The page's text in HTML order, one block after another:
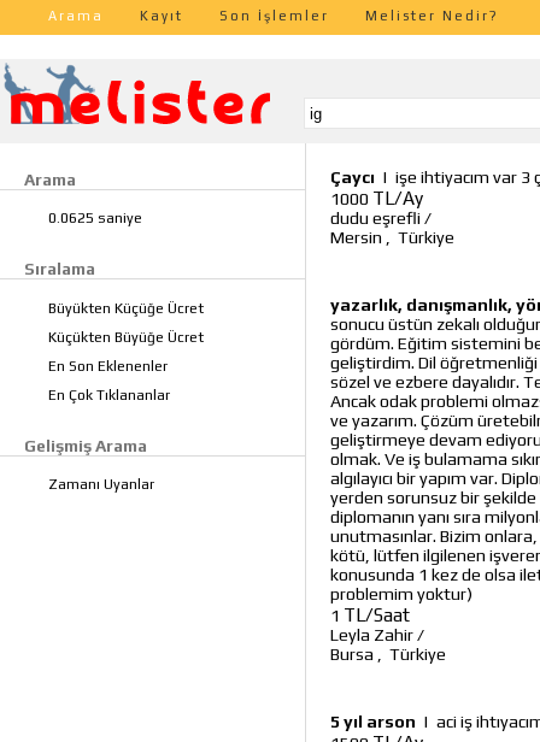
Arama Kayıt Son İşlemler Melister Nedir?
Arama
0.0625 saniye
Sıralama
Büyükten Küçüğe Ücret
Küçükten Büyüğe Ücret
En Son Eklenenler
En Çok Tıklananlar
Gelişmiş Arama
Zamanı Uyanlar
Çaycı | işe ihtiyacım var 3
1000 TL/Ay
dudu eşrefli /
Mersin
Türkiye
yazarlık, danışmanlık,
sonucu üstün zekalı
gördüm. Eğitim sistemini
geliştirdim. Dil öğretmenliği
sözel ve ezbere dayalıdır.
Ancak odak problemi
ve yazarım. Çözüm
geliştirmeye devam
olmak. Ve iş bulamama
algılayıcı bir yapım var.
yerden sorunsuz bir şekilde
diplomanın yanı sıra
unutmasınlar. Bizim
kötü, lütfen ilgilenen
konusunda 1 kez de olsa
problemim yoktur)
1 TL/Saat
Leyla Zahir/
Bursa
Türkiye
5 yıl arson | aci iş